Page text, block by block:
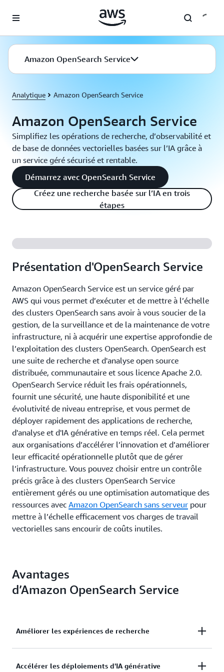
Amazon OpenSearch Service
Analytique Amazon OpenSearch Service
Amazon OpenSearch Service
Simplifiez les opérations de recherche, d’observabilité et
de base de données vectorielles basées sur l’IA grâce à
un service géré sécurisé et rentable.
Démarrez avec OpenSearch Service
Créez une recherche basée sur l’IA en trois
étapes
Présentation d'OpenSearch Service
Amazon OpenSearch Service est un service géré par
AWS qui vous permet d’exécuter et de mettre à l’échelle
des clusters OpenSearch sans avoir à vous soucier de la
gestion, de la surveillance et de la maintenance de votre
infrastructure, ni à acquérir une expertise approfondie de
l’exploitation des clusters OpenSearch. OpenSearch est
une suite de recherche et d'analyse open source
distribuée, communautaire et sous licence Apache 2.0.
OpenSearch Service réduit les frais opérationnels,
fournit une sécurité, une haute disponibilité et une
évolutivité de niveau entreprise, et vous permet de
déployer rapidement des applications de recherche,
d'analyse et d'IA générative en temps réel. Cela permet
aux organisations d’accélérer l’innovation et d’améliorer
leur efficacité opérationnelle plutôt que de gérer
l’infrastructure. Vous pouvez choisir entre un contrôle
précis grâce à des clusters OpenSearch Service
entièrement gérés ou une optimisation automatique des
ressources avec Amazon OpenSearch sans serveur pour
mettre à l’échelle efficacement vos charges de travail
vectorielles sans encourir de coûts inutiles.
Avantages
d’Amazon OpenSearch Service
Améliorer les expériences de recherche
Équilibrer la qualité, les performances et les coûts
Accélérer les déploiements d'IA générative